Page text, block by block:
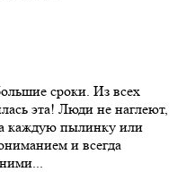
сроки. Из всех
эта! Люди не наглеют,
каждую пылинку или
и всегда